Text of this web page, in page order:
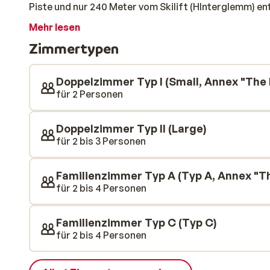
Piste und nur 240 Meter vom Skilift (HInterglemm)
auf den verschneiten Pisten sein können. Ob Sie nun
weitläufigen Skigebiet mit perfekt präparierten
Winterabenteuer ist Entspannung im Hotel ein
gemütliche Lounges und ein luxuriöser
inclusive-Restaurant werden Sie köstliche Gerichte
zubereitet, werden Ihre Geschmacksknospen
Winterlandschaft schweifen lassen. Bitte beachten
Gemeinde Saalbach befindet, die Skilifte und auch
liegen. Wir bieten Ihnen daher Unterricht und
Mehr lesen
Zimmertypen
Doppelzimmer Typ I (Small, Annex
für 2 Personen
Doppelzimmer Typ II (Large)
für 2 bis 3 Personen
Familienzimmer Typ A (Typ A, Annex
für 2 bis 4 Personen
Familienzimmer Typ C (Typ C)
für 2 bis 4 Personen